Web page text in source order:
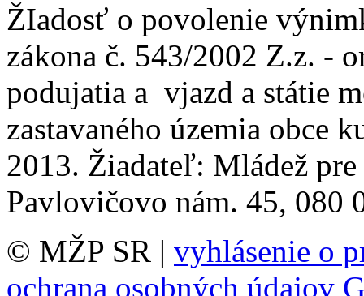
ŽIadosť o povolenie
zákona č. 543/2002 Z.z. -
podujatia a vjazd a státie
zastavaného územia obce
2013. Žiadateľ: Mládež
Pavlovičovo nám. 45, 080
© MŽP SR | vyhlásenie o
ochrana osobných údajov